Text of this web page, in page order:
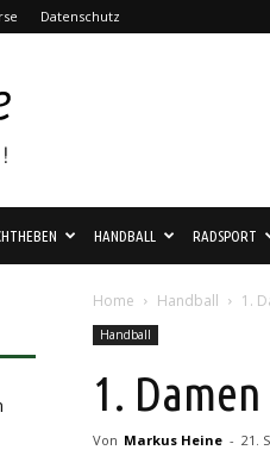
Datenschutz
HANDBALL RADSPORT
Home Handball 1.
Handball
1.
Von Markus Heine - 21.